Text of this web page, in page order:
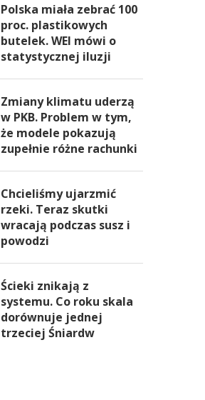
Polska miała zebrać 100
proc. plastikowych
butelek. WEI mówi o
statystycznej iluzji
Zmiany klimatu uderzą
w PKB. Problem w tym,
że modele pokazują
zupełnie różne rachunki
Chcieliśmy ujarzmić
rzeki. Teraz skutki
wracają podczas susz i
powodzi
Ścieki znikają z
systemu. Co roku skala
dorównuje jednej
trzeciej Śniardw